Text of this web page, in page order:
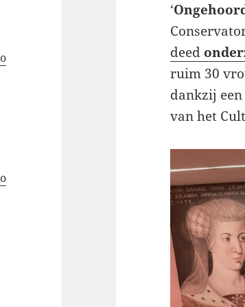
‘
deed
ruim 30
dankzij een
van het